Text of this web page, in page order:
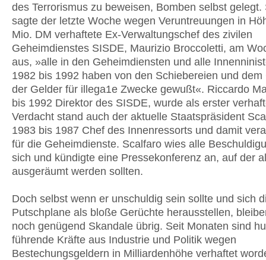
des Terrorismus zu beweisen, Bomben selbst gelegt.
sagte der letzte Woche wegen Veruntreuungen in
Mio. DM verhaftete Ex-Verwaltungschef des zivilen
Geheimdienstes SISDE, Maurizio Broccoletti, am
aus, »alle in den Geheimdiensten und alle
1982 bis 1992 haben von den Schiebereien und dem
der Gelder für illega1e Zwecke gewußt«. Riccardo
bis 1992 Direktor des SISDE, wurde als erster
Verdacht stand auch der aktuelle Staatspräsident
1983 bis 1987 Chef des Innenressorts und damit
für die Geheimdienste. Scalfaro wies alle
sich und kündigte eine Pressekonferenz an, auf der
ausgeräumt werden sollten.
Doch selbst wenn er unschuldig sein sollte und sich
Putschplane als bloße Gerüchte herausstellen,
noch genügend Skandale übrig. Seit Monaten sind
führende Kräfte aus Industrie und Politik wegen
Bestechungsgeldern in Milliardenhöhe verhaftet